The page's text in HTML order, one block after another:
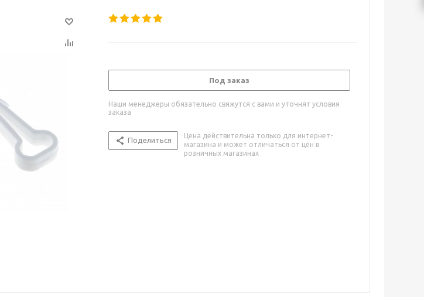
Под заказ
Наши менеджеры обязательно свяжутся с вами и уточнят условия
заказа
Поделиться
Цена действительна только для интернет-
магазина и может отличаться от цен в
розничных магазинах